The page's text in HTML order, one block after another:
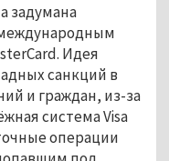
задумана
Идея
санкций в
и граждан, из-за
система Visa
операции